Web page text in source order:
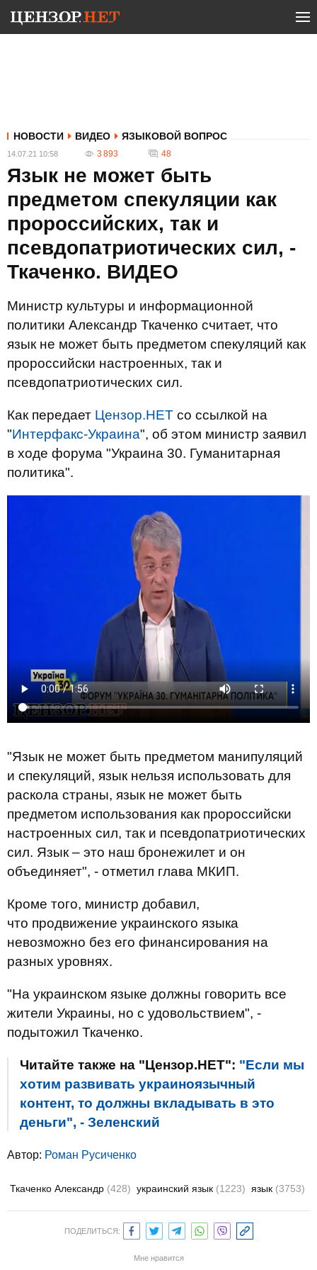
НОВОСТИ ВИДЕО ЯЗЫКОВОЙ ВОПРОС
14.07.21 10:58 3 893 48
Язык не может быть
предметом спекуляции как
пророссийских, так и
псевдопатриотических сил, -
Ткаченко. ВИДЕО
Министр культуры и информационной
политики Александр Ткаченко считает, что
язык не может быть предметом спекуляций как
пророссийски настроенных, так и
псевдопатриотических сил.
Как передает Цензор.НЕТ со ссылкой на
"Интерфакс-Украина", об этом министр заявил
в ходе форума "Украина 30. Гуманитарная
политика".
"Язык не может быть предметом манипуляций
и спекуляций, язык нельзя использовать для
раскола страны, язык не может быть
предметом использования как пророссийски
настроенных сил, так и псевдопатриотических
сил. Язык – это наш бронежилет и он
объединяет", - отметил глава МКИП.
Кроме того, министр добавил,
что продвижение украинского языка
невозможно без его финансирования на
разных уровнях.
"На украинском языке должны говорить все
жители Украины, но с удовольствием", -
подытожил Ткаченко.
Читайте также на "Цензор.НЕТ": "Если мы
хотим развивать украиноязычный
контент, то должны вкладывать в это
деньги", - Зеленский
Автор: Роман Русиченко
Ткаченко Александр (428) украинский язык (1223) язык (3753)
ПОДЕЛИТЬСЯ:
Мне нравится